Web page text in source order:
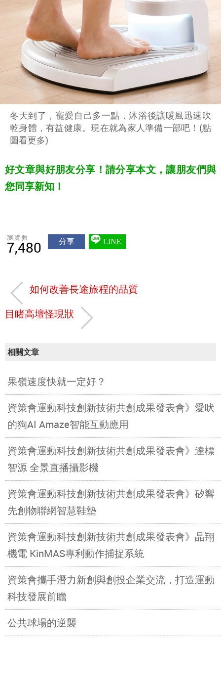
冬天到了，寵愛自己多一點，沐浴後讓暖風迅速吹
乾身體，有益健康。現在就為家人準備一部吧！(點
圖看更多)
好文章與好朋友分享！請分享本文，讓朋友們與
您同享新知！
瀏覽數
7,480 分享 LINE
如何改善長途旅程的品質
目睹高壇怪現狀
相關文章
果嶺速度快就一定好？
資策會運動科技創新技術共創成果發表會》愛吠
的狗AI Amaze智能互動應用
資策會運動科技創新技術共創成果發表會》達標
智源 全景直播攝影機
資策會運動科技創新技術共創成果發表會》矽響
先創物聯網智慧鞋墊
資策會運動科技創新技術共創成果發表會》晶翔
機電 KinMAS專利動作捕捉系統
資策會攜手潛力新創與創投企業交流，打造運動
科技發展前瞻
公共球場的逆襲